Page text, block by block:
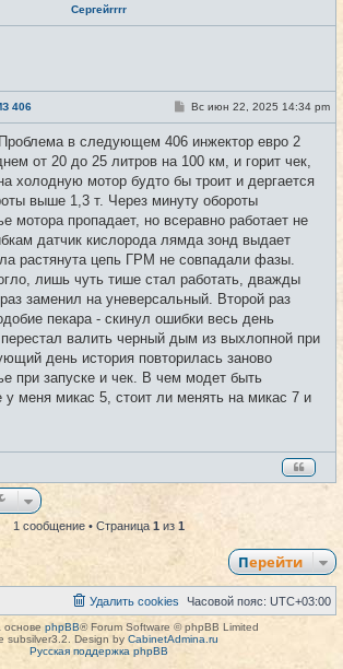
Сергейrrrr
406 #1
С
б
щ
н
и
е
Вс июн 22, 2025 14:34 pm
в следующем 406 инжектор евро 2
от 20 до 25 литров на 100 км, и горит чек,
холодную мотор будто бы троит и дергается
выше 1,3 т. Через минуту обороты
мотора пропадает, но всеравно работает не
датчик кислорода лямда зонд выдает
растянута цепь ГРМ не совпадали фазы.
лишь чуть тише стал работать, дважды
заменил на уневерсальный. Второй раз
пекара - скинул ошибки весь день
валить черный дым из выхлопной при
день история повторилась заново
при запуске и чек. В чем модет быть
меня микас 5, стоит ли менять на микас 7 и
1 сообщение • Страница 1из 1
Перейти
Часовой пояс: UTC+03:00
Удалить cookies
основе phpBB® Forum Software © phpBB Limited
subsilver3.2. Design by CabinetAdmina.ru
Русская поддержка phpBB